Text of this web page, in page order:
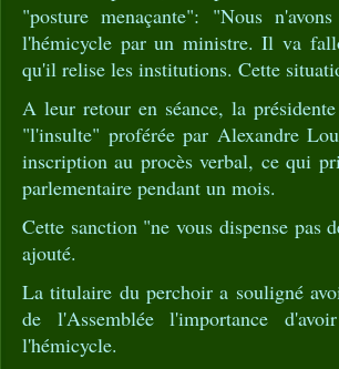
"posture menaçante": "Nous
l'hémicycle par un ministre. Il va
qu'il relise les institutions. Cette
A leur retour en séance, la
"l'insulte" proférée par Alexandre
inscription au procès verbal, ce qui
parlementaire pendant un mois.
Cette sanction "ne vous dispense pas
ajouté.
La titulaire du perchoir a souligné
de l'Assemblée l'importance
l'hémicycle.